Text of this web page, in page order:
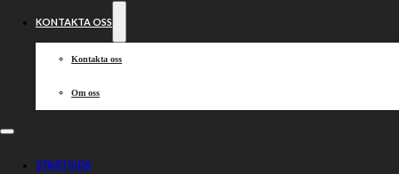
KONTAKTA OSS
Kontakta oss
Om oss
STARTSIDA
Individuella SM: